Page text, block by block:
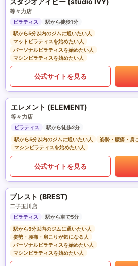
等々力店
ピラティス
駅から徒歩1分
駅から5分以内のジムに通いたい人
マットピラティスを始めたい人
パーソナルピラティスを始めたい人
マシンピラティスを始めたい人
公式サイトを見る
エレメント (ELEMENT)
等々力店
ピラティス
駅から徒歩2分
駅から5分以内のジムに通いたい人
姿勢・腰痛・肩
マシンピラティスを始めたい人
公式サイトを見る
ブレスト (BREST)
二子玉川店
ピラティス
駅から車で5分
駅から5分以内のジムに通いたい人
姿勢・腰痛・肩こりが気になる人
パーソナルピラティスを始めたい人
マシンピラティスを始めたい人